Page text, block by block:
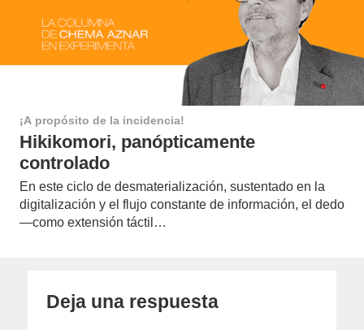
¡A propósito de la incidencia!
Hikikomori, panópticamente
controlado
En este ciclo de desmaterialización, sustentado en la
digitalización y el flujo constante de información, el dedo
—como extensión táctil…
Deja una respuesta